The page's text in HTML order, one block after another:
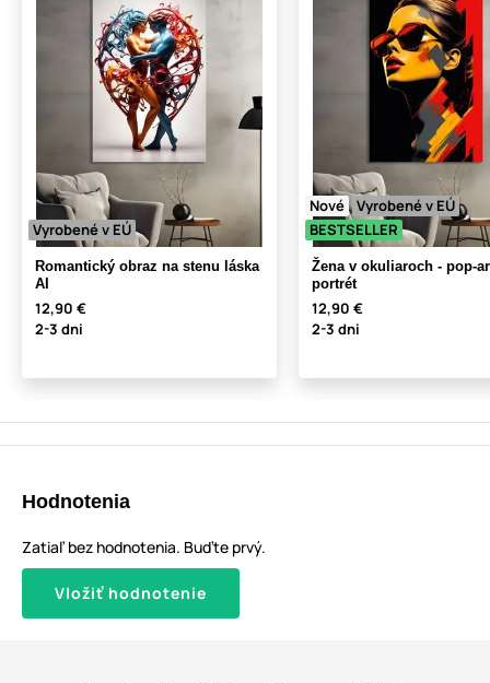
Vyrobené v EÚ
Romantický obraz na stenu láska
AI
12,90 €
2-3 dni
Nové
Vyrobené v EÚ
BESTSELLER
Žena v okuliaroch - pop-
portrét
12,90 €
2-3 dni
Hodnotenia
Zatiaľ bez hodnotenia. Buďte prvý.
Vložiť hodnotenie